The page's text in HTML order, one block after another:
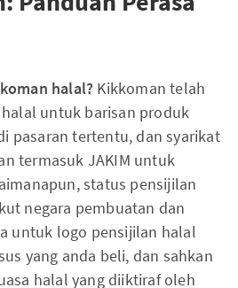
halal? Kikkoman telah
untuk barisan produk
pasaran tertentu, dan syarikat
termasuk JAKIM untuk
status pensijilan
negara pembuatan dan
untuk logo pensijilan halal
yang anda beli, dan sahkan
halal yang diiktiraf oleh